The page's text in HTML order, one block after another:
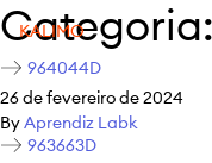
KALIMO
Categoria:
964044D
26 de fevereiro de 2024
ByAprendiz Labk
963663D